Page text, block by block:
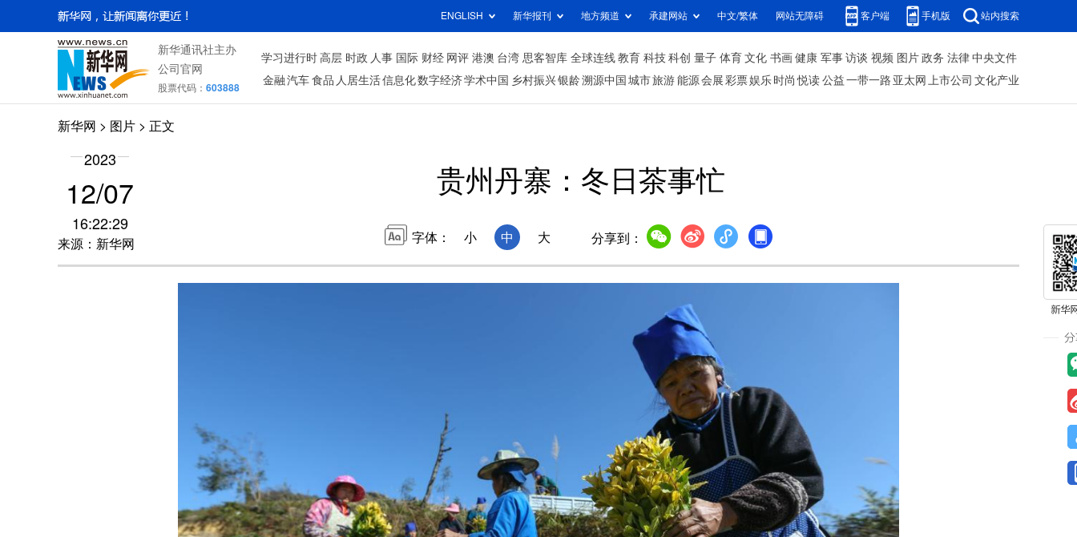
ENGLISH 新华报刊 地方频道 承建网站 中文/繁体 网站无障碍 客户端 手机版 站内搜索
新华通讯社主办
公司官网
股票代码： 603888
学习进行时 高层 时政 人事 国际 财经 网评 港澳 台湾 思客智库 全球连线 教育 科技 科创 量子 体育 文化 书画 健康 军事 访谈 视频 图片 政务 法律 中央文件
金融 汽车 食品 人居生活信息化数字经济学术中国 乡村振兴银龄溯源中国 城市旅游 能源 会展 彩票娱乐 时尚 悦读 公益 一带一路 亚太网 上市公司 文化产业
新华网 > 图片 > 正文
2023
12/07
16:22:29
来源：新华网
贵州丹寨：冬日茶事忙
字体： 小 中 大 分享到：